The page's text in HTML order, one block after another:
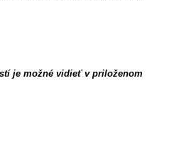
je možné vidieť v priloženom